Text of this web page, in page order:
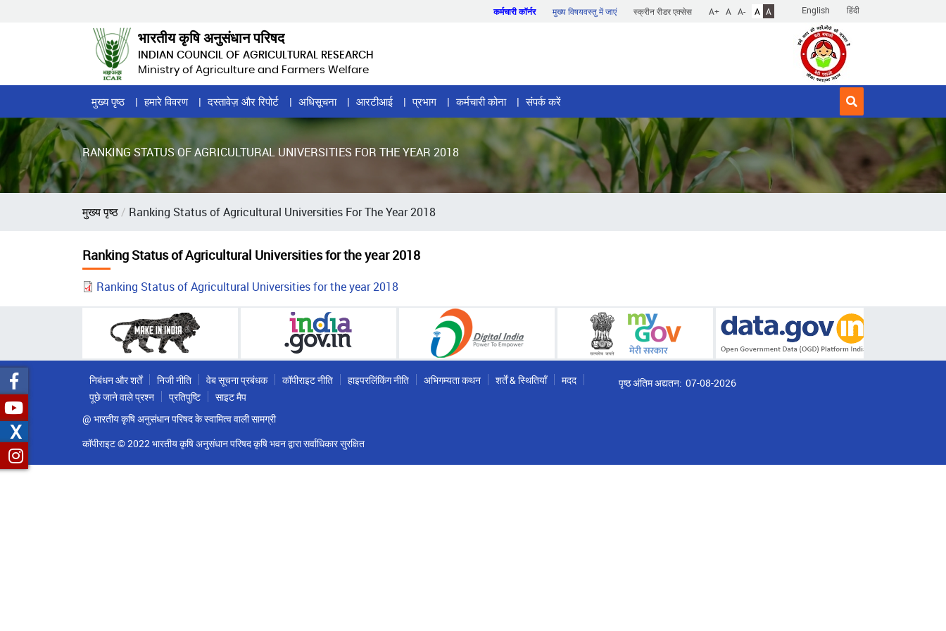
English हिंदी
कर्मचारी कॉर्नर मुख्य विषयवस्तु में जाएं स्क्रीन रीडर एक्सेस A+ A A- A A
भारतीय कृषि अनुसंधान परिषद
INDIAN COUNCIL OF AGRICULTURAL RESEARCH
Ministry of Agriculture and Farmers Welfare
Home
Page
Menu
मुख्य पृष्ठ हमारे विवरण दस्तावेज़ और रिपोर्ट अधिसूचना आरटीआई प्रभाग कर्मचारी कोना संपर्क करें
RANKING STATUS OF AGRICULTURAL UNIVERSITIES FOR THE YEAR 2018
पग
मुख्य पृष्ठ Ranking Status of Agricultural Universities For The Year 2018
Ranking Status of Agricultural Universities for the year 2018
Ranking Status of Agricultural Universities for the year 2018
निबंधन और शर्तें निजी नीति वेब सूचना प्रबंधक कॉपीराइट नीति हाइपरलिंकिंग नीति अभिगम्यता कथन शर्तें & स्थितियाँ
मदद
पूछे जाने वाले प्रश्न
प्रतिपुष्टि
साइट मैप
@ भारतीय कृषि अनुसंधान परिषद के स्वामित्व वाली सामग्री
कॉपीराइट © 2022 भारतीय कृषि अनुसंधान परिषद कृषि भवन द्वारा सर्वाधिकार सुरक्षित
पृष्ठ अंतिम अद्यतन: 07-08-2026
X